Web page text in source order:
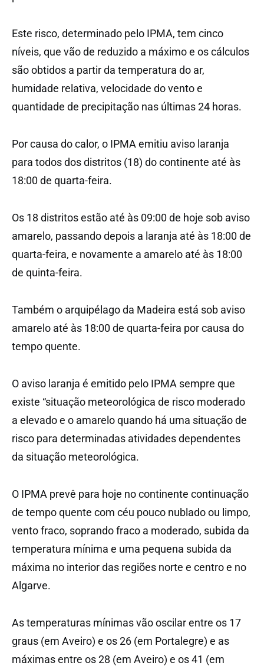
Este risco, determinado pelo IPMA, tem cinco
níveis, que vão de reduzido a máximo e os cálculos
são obtidos a partir da temperatura do ar,
humidade relativa, velocidade do vento e
quantidade de precipitação nas últimas 24 horas.
Por causa do calor, o IPMA emitiu aviso laranja
para todos dos distritos (18) do continente até às
18:00 de quarta-feira.
Os 18 distritos estão até às 09:00 de hoje sob aviso
amarelo, passando depois a laranja até às 18:00 de
quarta-feira, e novamente a amarelo até às 18:00
de quinta-feira.
Também o arquipélago da Madeira está sob aviso
amarelo até às 18:00 de quarta-feira por causa do
tempo quente.
O aviso laranja é emitido pelo IPMA sempre que
existe “situação meteorológica de risco moderado
a elevado e o amarelo quando há uma situação de
risco para determinadas atividades dependentes
da situação meteorológica.
O IPMA prevê para hoje no continente continuação
de tempo quente com céu pouco nublado ou limpo,
vento fraco, soprando fraco a moderado, subida da
temperatura mínima e uma pequena subida da
máxima no interior das regiões norte e centro e no
Algarve.
As temperaturas mínimas vão oscilar entre os 17
graus (em Aveiro) e os 26 (em Portalegre) e as
máximas entre os 28 (em Aveiro) e os 41 (em